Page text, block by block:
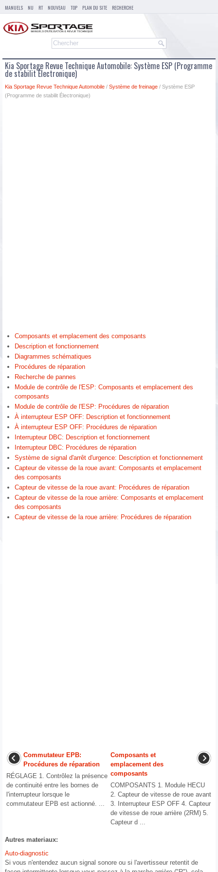
MANUELS NU RT NOUVEAU TOP PLAN DU SITE RECHERCHE
Kia Sportage Revue Technique Automobile: Système ESP (Programme
de stabilit Électronique)
Kia Sportage Revue Technique Automobile / Système de freinage / Système ESP
(Programme de stabilit Électronique)
Composants et emplacement des composants
Description et fonctionnement
Diagrammes schématiques
Procédures de réparation
Recherche de pannes
Module de contrôle de l'ESP: Composants et emplacement des
composants
Module de contrôle de l'ESP: Procédures de réparation
À interrupteur ESP OFF: Description et fonctionnement
À interrupteur ESP OFF: Procédures de réparation
Interrupteur DBC: Description et fonctionnement
Interrupteur DBC: Procédures de réparation
Système de signal d'arrêt d'urgence: Description et fonctionnement
Capteur de vitesse de la roue avant: Composants et emplacement
des composants
Capteur de vitesse de la roue avant: Procédures de réparation
Capteur de vitesse de la roue arrière: Composants et emplacement
des composants
Capteur de vitesse de la roue arrière: Procédures de réparation
Commutateur EPB:
Procédures de réparation
RÉGLAGE 1. Contrôlez la présence
de continuité entre les bornes de
l'interrupteur lorsque le
commutateur EPB est actionné. ...
Composants et
emplacement des
composants
COMPOSANTS 1. Module HECU
2. Capteur de vitesse de roue avant
3. Interrupteur ESP OFF 4. Capteur
de vitesse de roue arrière (2RM) 5.
Capteur d ...
Autres materiaux:
Auto-diagnostic
Si vous n'entendez aucun signal sonore ou si l'avertisseur retentit de